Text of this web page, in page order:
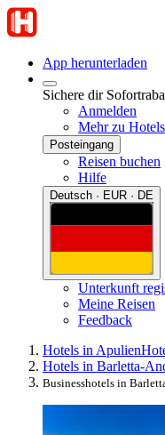
App herunterladen
Sichere dir
Anmelden
Mehr zu
Posteingang
Reisen buchen
Hilfe
Deutsch · EUR · DE
Unterkunft
Meine Reisen
Feedback
Hotels in Apulien
Hotels in Barletta-
Businesshotels in